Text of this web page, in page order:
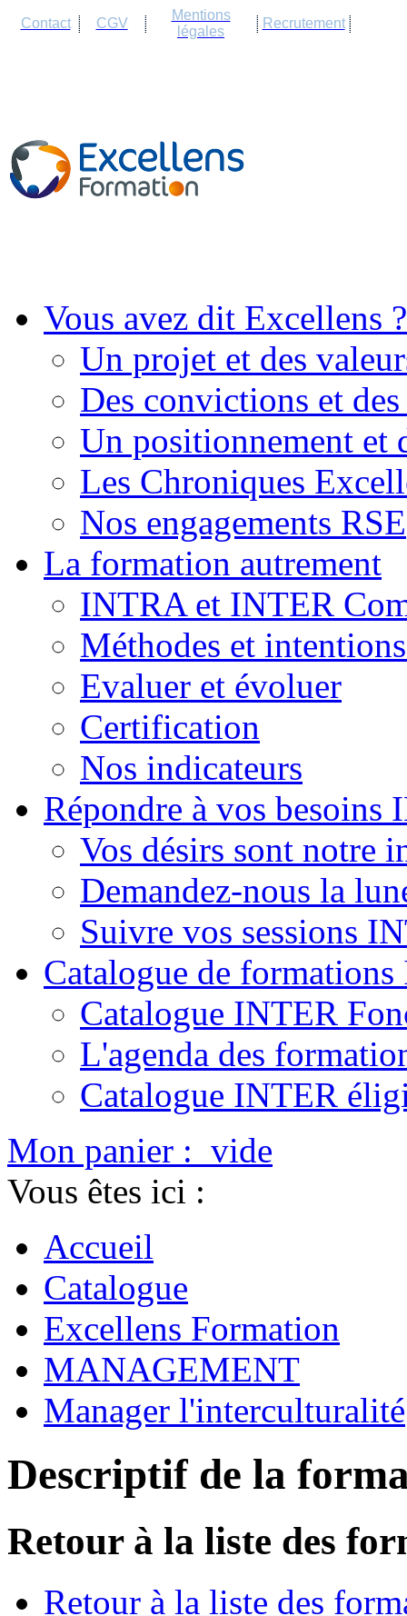
Contact CGV
Mentions
légales
Recrutement
Vous avez dit Excellens ?
Un projet et des
Des convictions et des
Un positionnement et
Les Chroniques
Nos engagements RSE
La formation autrement
INTRA et INTER
Méthodes et
Evaluer et évoluer
Certification
Nos indicateurs
Répondre à vos besoins
Vos désirs sont notre
Demandez-nous la
Suivre vos sessions
Catalogue de
Catalogue INTER
L'agenda des
Catalogue INTER
Mon panier : vide
Vous êtes ici :
Accueil
Catalogue
Excellens Formation
MANAGEMENT
Manager l'interculturalité
Descriptif de la
Retour à la liste des
Retour à la liste des